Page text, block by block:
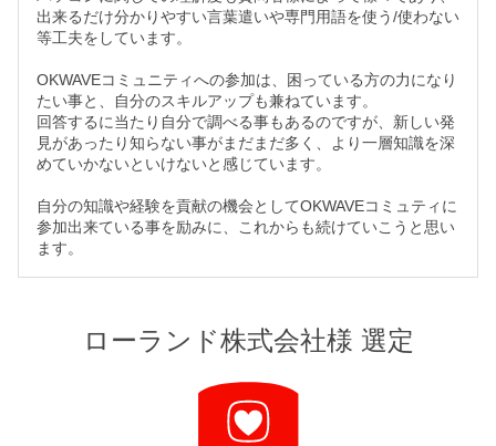
出来るだけ分かりやすい言葉遣いや専門用語を使う/使わない
等工夫をしています。
OKWAVEコミュニティへの参加は、困っている方の力になり
たい事と、自分のスキルアップも兼ねています。
回答するに当たり自分で調べる事もあるのですが、新しい発
見があったり知らない事がまだまだ多く、より一層知識を深
めていかないといけないと感じています。
自分の知識や経験を貢献の機会としてOKWAVEコミュティに
参加出来ている事を励みに、これからも続けていこうと思い
ます。
ローランド株式会社様 選定